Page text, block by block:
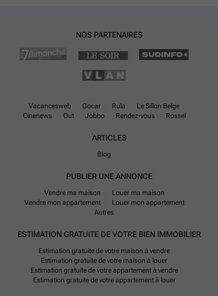
NOS PARTENAIRES
Vacancesweb Gocar Rula
Le Sillon Belge
Cinenews
Out Jobbo Rendez-vous Rossel
ARTICLES
Blog
PUBLIER UNE ANNONCE
Vendre ma maison
Louer ma maison
Vendre mon appartement
Louer mon appartement
Autres
ESTIMATION GRATUITE DE VOTRE BIEN IMMOBILIER
Estimation gratuite de votre maison à vendre
Estimation gratuite de votre maison à louer
Estimation gratuite de votre appartement à vendre
Estimation gratuite de votre appartement à louer